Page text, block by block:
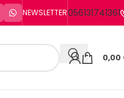
NEWSLETTER056131741361
0,00